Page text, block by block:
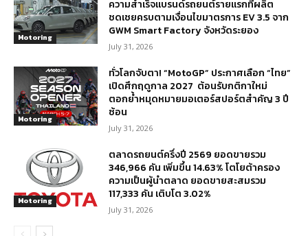
Motoring
ความสำเร็จแบรนด์รถยนต์รายแรกที่ผลิต
ชดเชยครบตามเงื่อนไขมาตรการ EV 3.5 จาก
GWM Smart Factory จังหวัดระยอง
July 31, 2026
Motoring
ทั่วโลกจับตา! “MotoGP” ประกาศเลือก “ไทย”
เปิดศึกฤดูกาล 2027 ต้อนรับกติกาใหม่
ตอกย้ำหมุดหมายมอเตอร์สปอร์ตสำคัญ 3 ปี
ซ้อน
July 31, 2026
Motoring
ตลาดรถยนต์ครึ่งปี 2569 ยอดขายรวม
346,966 คัน เพิ่มขึ้น 14.63% โตโยต้าครอง
ความเป็นผู้นำตลาด ยอดขายสะสมรวม
117,333 คัน เติบโต 3.02%
July 31, 2026